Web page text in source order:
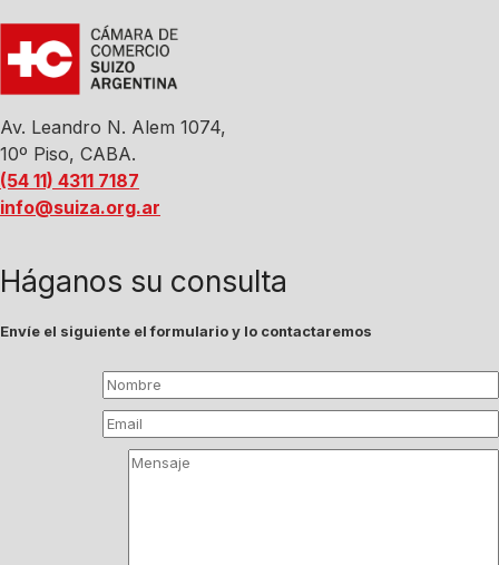
Av. Leandro N. Alem 1074,
10º Piso, CABA.
(54 11) 4311 7187
info@suiza.org.ar
Háganos su consulta
Envíe el siguiente el formulario y lo contactaremos